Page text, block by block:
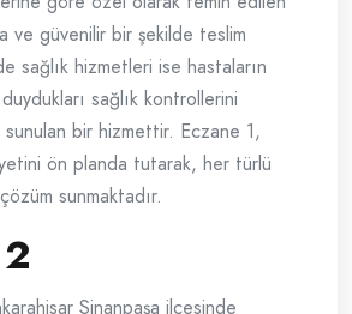
ve güvenilir bir şekilde teslim
sağlık hizmetleri ise hastaların
sağlık kontrollerini
sunulan bir hizmettir. Eczane 1,
ön planda tutarak, her türlü
sunmaktadır.
Sinanpaşa ilçesinde